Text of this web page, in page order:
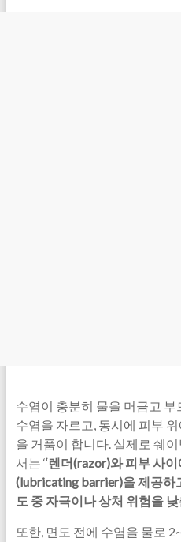
수염이 충분히 물을 머금고
수염을 자르고, 동시에 피부
을 거품이 합니다. 실제로 쉐
서는 ‘‘렌더(razor)와 피부 사
(lubricating barrier)을 제공하
도 중 자극이나 상처 위험을 낮
또한, 면도 전에 수염을 물로